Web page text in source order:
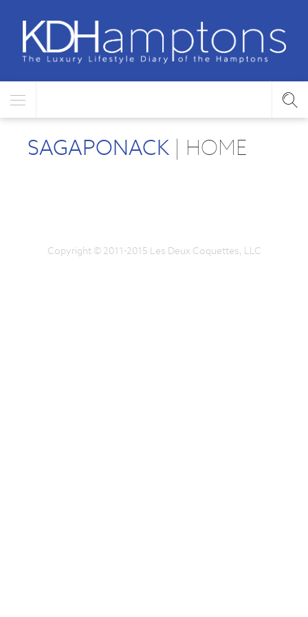
SAGAPONACK | HOME
Copyright © 2011-2015 Les Deux Coquettes, LLC